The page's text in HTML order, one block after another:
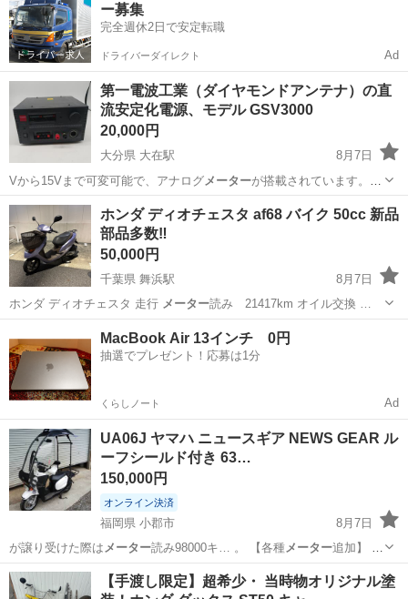
ー募集
完全週休2日で安定転職
ドライバーダイレクト Ad
第一電波工業（ダイヤモンドアンテナ）の直
流安定化電源、モデル GSV3000
20,000円
大分県 大在駅
8月7日
Vから15Vまで可変可能で、アナログメーターが搭載されています。
高周波の回り…
大分 大分市 大在駅 安定化電源
ホンダ ディオチェスタ af68 バイク 50cc 新品
部品多数‼️
50,000円
千葉県 舞浜駅
8月7日
ホンダ ディオチェスタ 走行 メーター 読み 21417km オイル交換 …
MacBook Air 13インチ 0円
抽選でプレゼント！応募は1分
くらしノート Ad
UA06J ヤマハ ニュースギア NEWS GEAR ル
ーフシールド付き 63…
150,000円
オンライン決済
福岡県 小郡市
8月7日
が譲り受けた際はメーター 読み98000キ… 。 【各種メーター追加】 ・
タコ…メーターとアワー 思っていたので、メーター前方に予備で
AC… 【スピード
メーター修理】 実際の… 表示していた為にメーター
福岡 小郡市 バイク
【手渡し限定】超希少・ 当時物オリジナル塗